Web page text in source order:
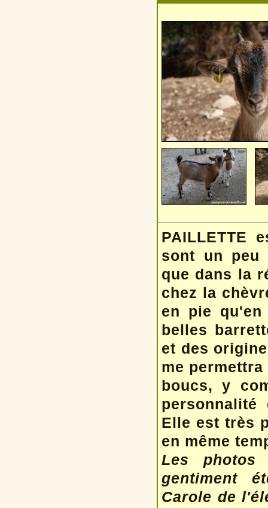
PAILLETTE
sont un peu
que dans la
chez la
en pie
belles
et des
me
boucs, y
Elle est très
en même
Les photos
gentiment
Carole de